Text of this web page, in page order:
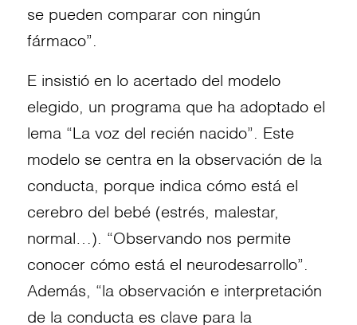
se pueden comparar con ningún
fármaco”.
E insistió en lo acertado del modelo
elegido, un programa que ha adoptado el
lema “La voz del recién nacido”. Este
modelo se centra en la observación de la
conducta, porque indica cómo está el
cerebro del bebé (estrés, malestar,
normal…). “Observando nos permite
conocer cómo está el neurodesarrollo”.
Además, “la observación e interpretación
de la conducta es clave para la